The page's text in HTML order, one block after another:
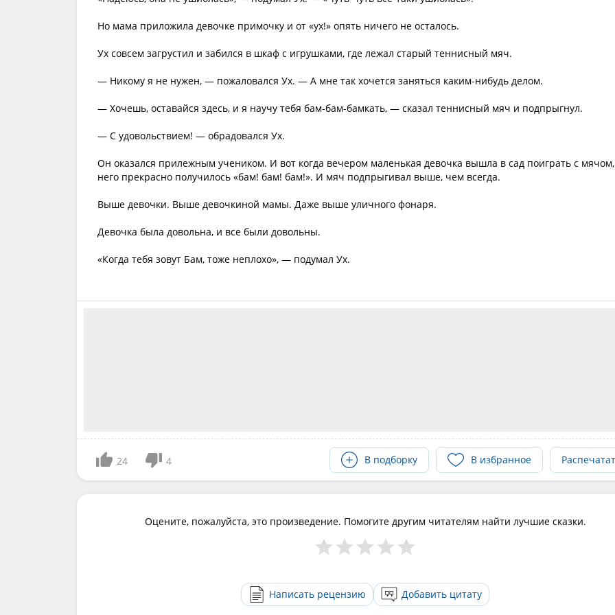
Но мама приложила девочке примочку и от «ух!» опять ничего не осталось.
Ух совсем загрустил и забился в шкаф с игрушками, где лежал старый теннисный мяч.
— Никому я не нужен, — пожаловался Ух. — А мне так хочется заняться каким-нибудь делом.
— Хочешь, оставайся здесь, и я научу тебя бам-бам-бамкать, — сказал теннисный мяч и подпрыгнул.
— С удовольствием! — обрадовался Ух.
Он оказался прилежным учеником. И вот когда вечером маленькая девочка вышла в сад поиграть с
него прекрасно получилось «бам! бам! бам!». И мяч подпрыгивал выше, чем всегда.
Выше девочки. Выше девочкиной мамы. Даже выше уличного фонаря.
Девочка была довольна, и все были довольны.
«Когда тебя зовут Бам, тоже неплохо», — подумал Ух.
24 4 В подборку В избранное
Оцените, пожалуйста, это произведение. Помогите другим читателям найти лучшие сказки.
Написать рецензию Добавить цитату